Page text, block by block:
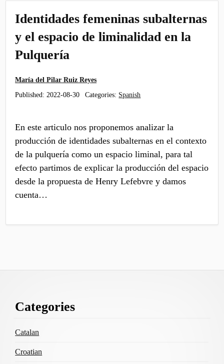
Identidades femeninas subalternas
y el espacio de liminalidad en la
Pulquería
María del Pilar Ruiz Reyes
Published: 2022-08-30 Categories: Spanish
En este articulo nos proponemos analizar la
producción de identidades subalternas en el contexto
de la pulquería como un espacio liminal, para tal
efecto partimos de explicar la producción del espacio
desde la propuesta de Henry Lefebvre y damos
cuenta…
Content
Categories
Catalan
Croatian